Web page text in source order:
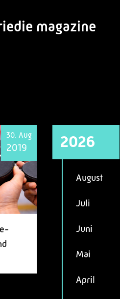
die magazine
30. Aug
2019 2026
August
Juli
Juni
Mai
April